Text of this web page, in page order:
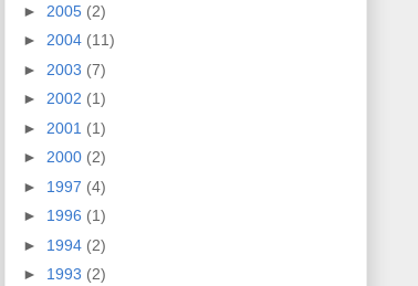
► 2005 (2)
► 2004 (11)
► 2003 (7)
► 2002 (1)
► 2001 (1)
► 2000 (2)
► 1997 (4)
► 1996 (1)
► 1994 (2)
► 1993 (2)